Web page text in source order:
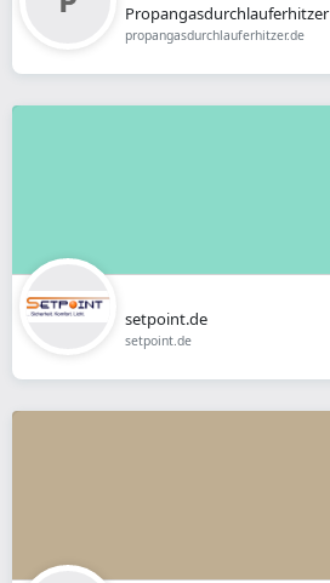
Propangasdurchlauferhitzer
propangasdurchlauferhitzer.de
setpoint.de
setpoint.de